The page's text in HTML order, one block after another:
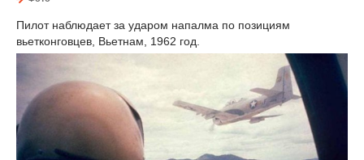
Пилот наблюдает за ударом напалма по позициям
вьетконговцев, Вьетнам, 1962 год.